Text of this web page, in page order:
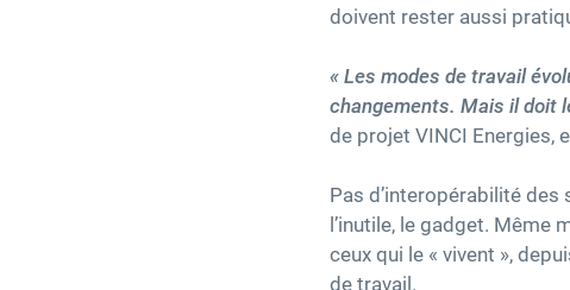
doivent rester aussi
« Les modes de travail
changements. Mais il doit
de projet VINCI Energies,
Pas d’interopérabilité
l’inutile, le gadget. Même
ceux qui le « vivent »,
de travail.